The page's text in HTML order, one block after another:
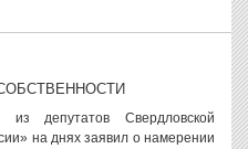
из депутатов Свердловской
на днях заявил о намерении